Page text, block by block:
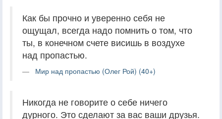
Как бы прочно и уверенно себя не
ощущал, всегда надо помнить о том, что
ты, в конечном счете висишь в воздухе
над пропастью.
Мир над пропастью (Олег Рой) (40+)
Никогда не говорите о себе ничего
дурного. Это сделают за вас ваши друзья.